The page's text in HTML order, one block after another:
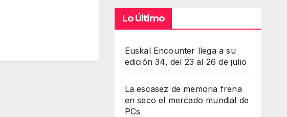
Lo Último
Euskal Encounter llega a su
edición 34, del 23 al 26 de julio
La escasez de memoria frena
en seco el mercado mundial de
PCs